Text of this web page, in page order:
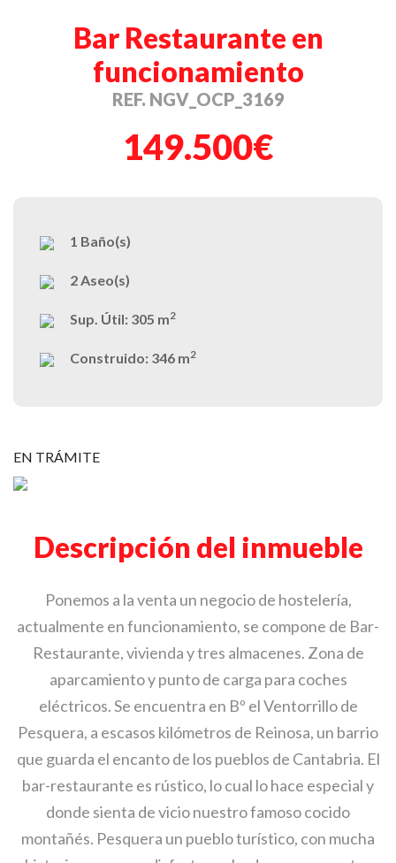
Bar Restaurante en
funcionamiento
REF. NGV_OCP_3169
149.500€
1 Baño(s)
2 Aseo(s)
Sup. Útil: 305 m2
Construido: 346 m2
EN TRÁMITE
Descripción del inmueble
Ponemos a la venta un negocio de hostelería,
actualmente en funcionamiento, se compone de Bar-
Restaurante, vivienda y tres almacenes. Zona de
aparcamiento y punto de carga para coches
eléctricos. Se encuentra en Bº el Ventorrillo de
Pesquera, a escasos kilómetros de Reinosa, un barrio
que guarda el encanto de los pueblos de Cantabria. El
bar-restaurante es rústico, lo cual lo hace especial y
donde sienta de vicio nuestro famoso cocido
montañés. Pesquera un pueblo turístico, con mucha